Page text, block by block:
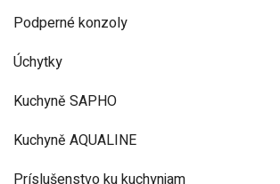
Podperné konzoly
Úchytky
Kuchyně SAPHO
Kuchyně AQUALINE